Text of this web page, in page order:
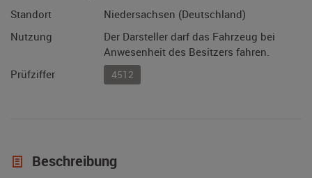
Standort
Niedersachsen (Deutschland)
Nutzung
Der Darsteller darf das Fahrzeug bei
Anwesenheit des Besitzers fahren.
Prüfziffer
4512
Beschreibung